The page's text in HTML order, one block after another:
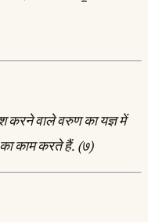
करने वाले वरुण का यज्ञ में
का काम करते हैं. (७)